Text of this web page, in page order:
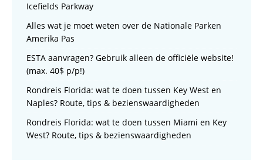
Icefields Parkway
Alles wat je moet weten over de Nationale Parken
Amerika Pas
ESTA aanvragen? Gebruik alleen de officiële website!
(max. 40$ p/p!)
Rondreis Florida: wat te doen tussen Key West en
Naples? Route, tips & bezienswaardigheden
Rondreis Florida: wat te doen tussen Miami en Key
West? Route, tips & bezienswaardigheden